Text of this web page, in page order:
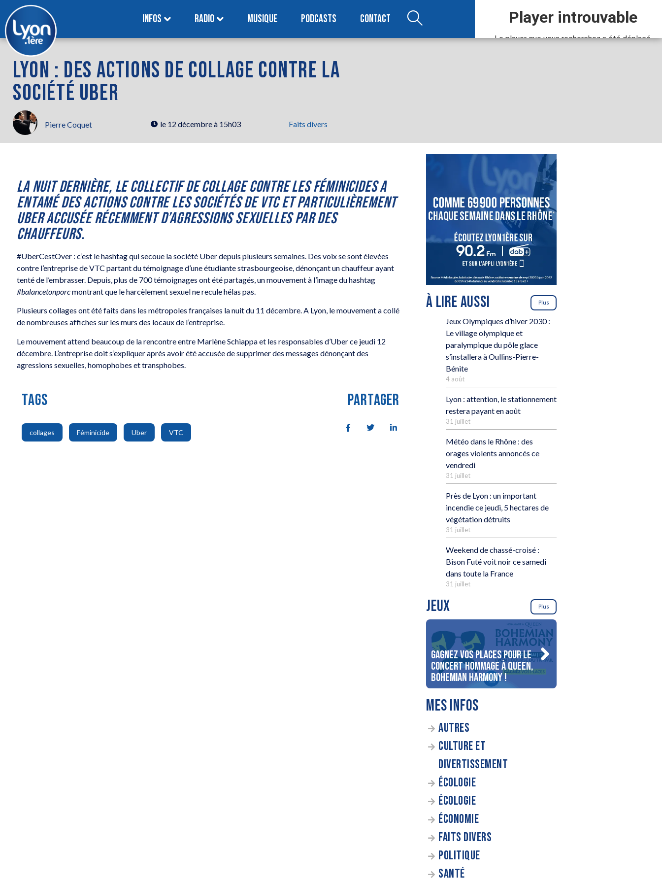
INFOS RADIO MUSIQUE PODCASTS CONTACT
LYON : DES ACTIONS DE COLLAGE CONTRE LA
SOCIÉTÉ UBER
Pierre Coquet le 12 décembre à 15h03 Faits divers
LA NUIT DERNIÈRE, LE COLLECTIF DE COLLAGE CONTRE LES FÉMINICIDES A
ENTAMÉ DES ACTIONS CONTRE LES SOCIÉTÉS DE VTC ET PARTICULIÈREMENT
UBER ACCUSÉE RÉCEMMENT D’AGRESSIONS SEXUELLES PAR DES
CHAUFFEURS.
#UberCestOver : c’est le hashtag qui secoue la société Uber depuis plusieurs semaines. Des voix se sont élevées
contre l’entreprise de VTC partant du témoignage d’une étudiante strasbourgeoise, dénonçant un chauffeur ayant
tenté de l’embrasser. Depuis, plus de 700 témoignages ont été partagés, un mouvement à l’image du hashtag
#balancetonporcmontrant que le harcèlement sexuel ne recule hélas pas.
Plusieurs collages ont été faits dans les métropoles françaises la nuit du 11 décembre. A Lyon, le mouvement a collé
de nombreuses affiches sur les murs des locaux de l’entreprise.
Le mouvement attend beaucoup de la rencontre entre Marlène Schiappa et les responsables d’Uber ce jeudi 12
décembre. L’entreprise doit s’expliquer après avoir été accusée de supprimer des messages dénonçant des
agressions sexuelles, homophobes et transphobes.
TAGS
collages
,
Féminicide
,
Uber
,
VTC
PARTAGER
À LIRE AUSSI Plus
Jeux Olympiques d’hiver 2030 :
Le village olympique et
paralympique du pôle glace
s’installera à Oullins-Pierre-
Bénite
4 août
Lyon : attention, le stationnement
restera payant en août
31 juillet
Météo dans le Rhône : des
orages violents annoncés ce
vendredi
31 juillet
Près de Lyon : un important
incendie ce jeudi, 5 hectares de
végétation détruits
31 juillet
Weekend de chassé-croisé :
Bison Futé voit noir ce samedi
dans toute la France
31 juillet
JEUX Plus
Gagnez vos places pour le
concert Hommage à Queen,
Bohemian Harmony !
MES INFOS
AUTRES
CULTURE ET
DIVERTISSEMENT
ÉCOLOGIE
ÉCOLOGIE
ÉCONOMIE
FAITS DIVERS
POLITIQUE
SANTÉ